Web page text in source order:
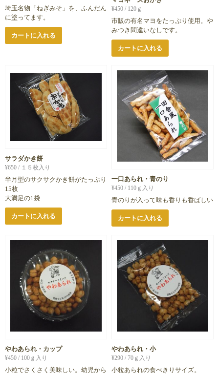
埼玉名物「ねぎみそ」を、ふんだん
に塗ってます。
カートに入れる
¥450 / 120ｇ
市販の有名マヨをたっぷり使用。や
みつき間違いなしです。
カートに入れる
サラダかき餅
¥650 / １５枚入り
半月型のサクサクかき餅がたっぷり
15枚
大満足の1袋
カートに入れる
一口あられ・青のり
¥450 / 110ｇ入り
青のりが入って味も香りも香ばしい
カートに入れる
やわあられ・カップ
¥450 / 100ｇ入り
小粒でさくさく美味しい。幼児から
やわあられ・小
¥290 / 70ｇ入り
小粒あられの食べきりサイズ。